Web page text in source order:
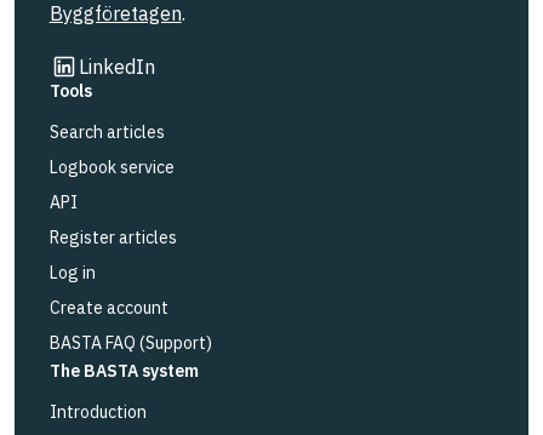
Byggföretagen.
LinkedIn
Link to other website
Tools
Search articles
Logbook service
API
Register articles
Log in
Create account
BASTA FAQ (Support)
The BASTA system
Introduction